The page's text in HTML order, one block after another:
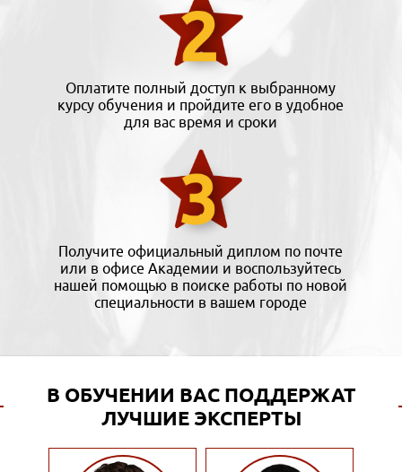
Оплатите полный доступ к выбранному
курсу обучения и пройдите его в удобное
для вас время и сроки
Получите официальный диплом по почте
или в офисе Академии и воспользуйтесь
нашей помощью в поиске работы по новой
специальности в вашем городе
В ОБУЧЕНИИ ВАС ПОДДЕРЖАТ
ЛУЧШИЕ ЭКСПЕРТЫ